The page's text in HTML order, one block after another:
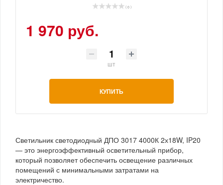
( 0 )
1 970 руб.
шт
КУПИТЬ
Светильник светодиодный ДПО 3017 4000К 2х18W, IP20
— это энергоэффективный осветительный прибор,
который позволяет обеспечить освещение различных
помещений с минимальными затратами на
электричество.